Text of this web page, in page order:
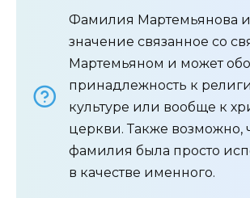
Фамилия Мартемьянова
значение связанное со
Мартемьяном и может
принадлежность к
культуре или вообще к
церкви. Также возможно,
фамилия была просто
в качестве именного.